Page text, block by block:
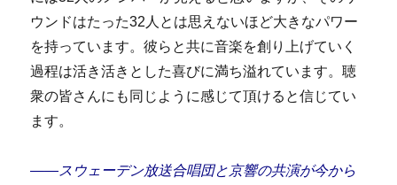
ウンドはたった32人とは思えないほど大きなパワー
を持っています。彼らと共に音楽を創り上げていく
過程は活き活きとした喜びに満ち溢れています。聴
衆の皆さんにも同じように感じて頂けると信じてい
ます。
――スウェーデン放送合唱団と京響の共演が今から